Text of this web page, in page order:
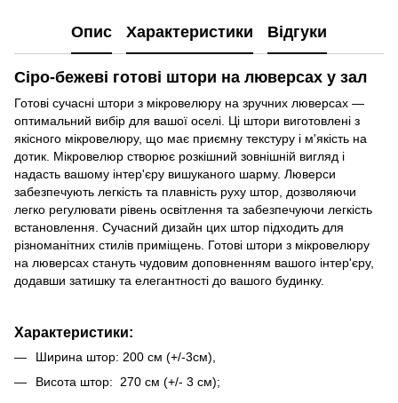
Опис Характеристики Відгуки
Сіро-бежеві готові штори на люверсах у зал
Готові сучасні штори з мікровелюру на зручних люверсах —
оптимальний вибір для вашої оселі. Ці штори виготовлені з
якісного мікровелюру, що має приємну текстуру і м'якість на
дотик. Мікровелюр створює розкішний зовнішній вигляд і
надасть вашому інтер'єру вишуканого шарму. Люверси
забезпечують легкість та плавність руху штор, дозволяючи
легко регулювати рівень освітлення та забезпечуючи легкість
встановлення. Сучасний дизайн цих штор підходить для
різноманітних стилів приміщень. Готові штори з мікровелюру
на люверсах стануть чудовим доповненням вашого інтер'єру,
додавши затишку та елегантності до вашого будинку.
Характеристики:
Ширина штор: 200 см (+/-3см),
Висота штор: 270 см (+/- 3 см);